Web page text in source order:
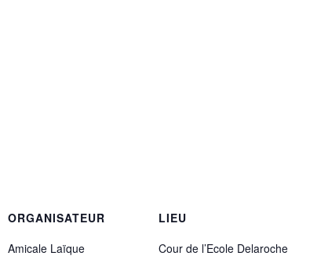
ORGANISATEUR
Amicale Laïque
LIEU
Cour de l’Ecole Delaroche